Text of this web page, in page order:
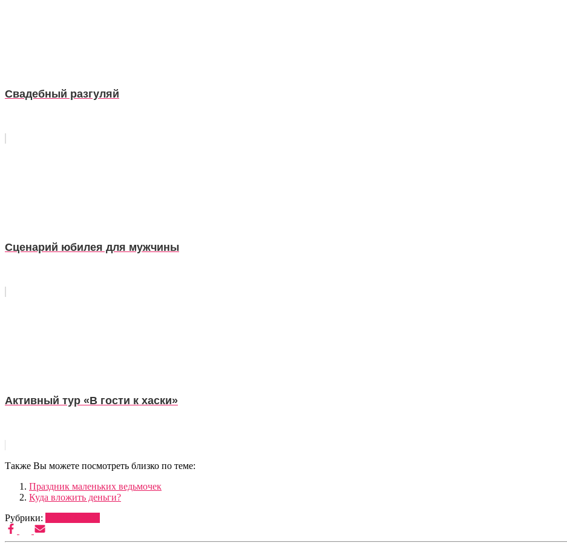
Свадебный разгуляй
Сценарий юбилея для мужчины
Активный тур «В гости к хаски»
Также Вы можете посмотреть близко по теме:
Праздник маленьких ведьмочек
Куда вложить деньги?
Рубрики: